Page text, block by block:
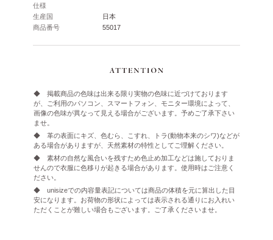
仕様
生産国
日本
商品番号
55017
◆ 掲載商品の色味は出来る限り実物の色味に近づけております
が、ご利用のパソコン、スマートフォン、モニター環境によって、
画像の色味が異なって見える場合がございます。予めご了承下さい
ませ。
◆ 革の表面にキズ、色むら、こすれ、トラ(動物本来のシワ)などが
ある場合がありますが、天然素材の特性としてご理解ください。
◆ 素材の自然な風合いを残すため色止め加工などは施しておりま
せんので衣服に色移りが起きる場合があります。使用時はご注意く
ださい。
◆ unisizeでの内容量表記については商品の体積を元に算出した目
安になります。お荷物の形状によっては表示される通りにお入れい
ただくことが難しい場合もございます。ご了承くださいませ。